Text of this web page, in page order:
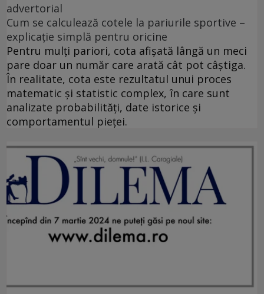
advertorial
Cum se calculează cotele la pariurile sportive –
explicație simplă pentru oricine
Pentru mulți pariori, cota afișată lângă un meci
pare doar un număr care arată cât pot câștiga.
În realitate, cota este rezultatul unui proces
matematic și statistic complex, în care sunt
analizate probabilități, date istorice și
comportamentul pieței.